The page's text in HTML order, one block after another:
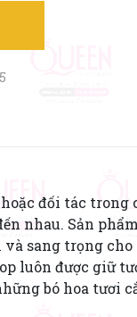
đối tác trong
nhau. Sản
sang trọng
luôn được giữ
bó hoa tươi